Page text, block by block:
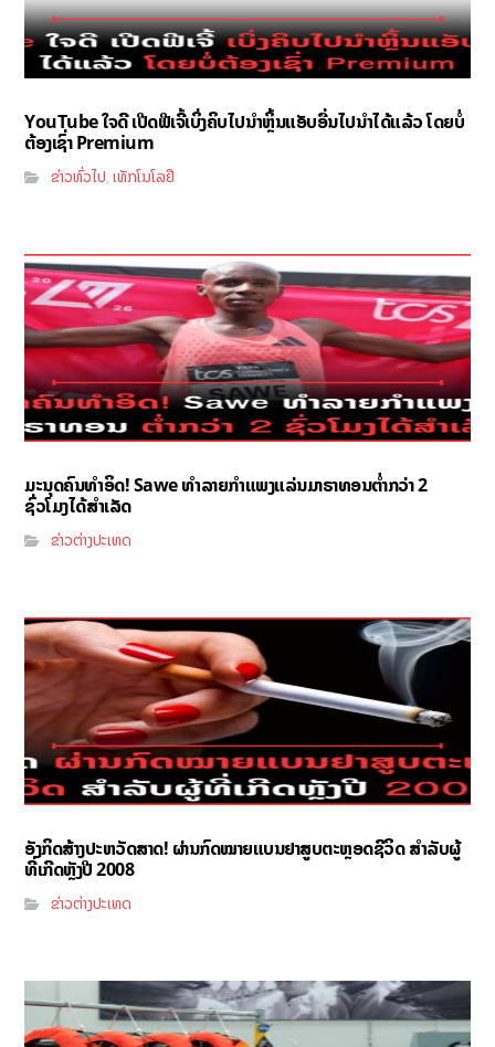
YouTube ໃຈດີ ເປີດຟີເຈີ້ເບິ່ງຄິບໄປນຳຫຼິ້ນແອັບອື່ນໄປນຳໄດ້ແລ້ວ ໂດຍບໍ່
ຕ້ອງເຊົ່າ Premium
ຂ່າວທົ່ວໄປ,ເທັກໂນໂລຢີ
ມະນຸດຄົນທຳອິດ! Sawe ທຳລາຍກຳແພງແລ່ນມາຣາທອນຕ່ຳກວ່າ 2
ຊົ່ວໂມງໄດ້ສຳເລັດ
ຂ່າວຕ່າງປະເທດ
ອັງກິດສ້າງປະຫວັດສາດ! ຜ່ານກົດໝາຍແບນຢາສູບຕະຫຼອດຊີວິດ ສຳລັບຜູ້
ທີ່ເກີດຫຼັງປີ 2008
ຂ່າວຕ່າງປະເທດ